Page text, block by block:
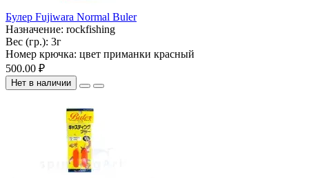
Булер Fujiwara Normal Buler
Назначение: rockfishing
Вес (гр.): 3г
Номер крючка: цвет приманки красный
500.00 ₽
Нет в наличии